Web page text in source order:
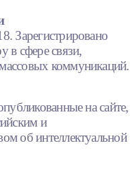
Зарегистрировано
в сфере связи,
коммуникаций.
на сайте,
и
об интеллектуальной